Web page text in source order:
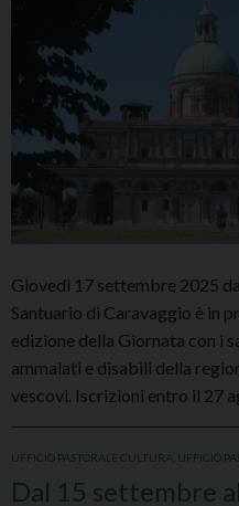
Giovedì 17 settembre 2025
Santuario di Caravaggio è in
edizione della Giornata con i
ammalati e disabili della
vescovi. Iscrizioni entro il 27
UFFICIO PASTORALE CULTURA UFFICIO
Dal 15 settembre